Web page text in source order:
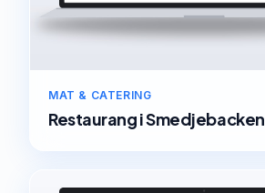
MAT & CATERING
RestaurangiSmedjebacken